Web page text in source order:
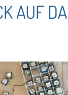
AUF